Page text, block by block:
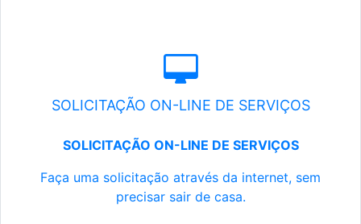
SOLICITAÇÃO ON-LINE DE SERVIÇOS
SOLICITAÇÃO ON-LINE DE SERVIÇOS
Faça uma solicitação através da internet, sem
precisar sair de casa.